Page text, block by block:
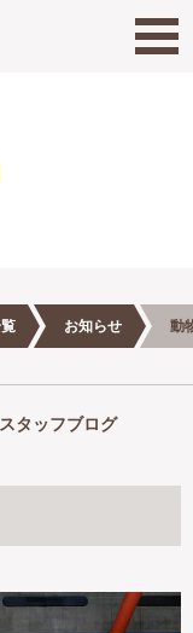
お知らせ 動
スタッフブログ